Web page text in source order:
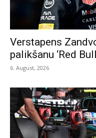
Verstapens
palikšanu ‘Red
6. August, 2026